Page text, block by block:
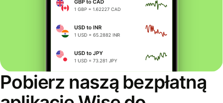
Pobierz naszą bezpłatną